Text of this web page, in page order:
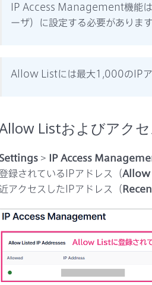
IP Access Management機能は
ーザ）に設定する必要があります
Allow Listには最大1,000のIPア
Listおよびアク
Settings > IP Access
録されているIPアドレス（Allow
アクセスしたIPアドレス（